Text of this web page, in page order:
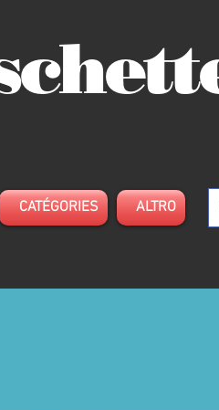
CATÉGORIES ALTRO